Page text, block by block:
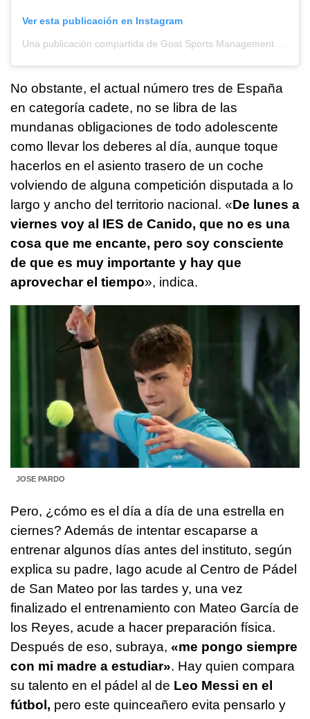
Ver esta publicación en Instagram
No obstante, el actual número tres de España
en categoría cadete, no se libra de las
mundanas obligaciones de todo adolescente
como llevar los deberes al día, aunque toque
hacerlos en el asiento trasero de un coche
volviendo de alguna competición disputada a lo
largo y ancho del territorio nacional. «De lunes a
viernes voy al IES de Canido, que no es una
cosa que me encante, pero soy consciente
de que es muy importante y hay que
aprovechar el tiempo», indica.
JOSE PARDO
Pero, ¿cómo es el día a día de una estrella en
ciernes? Además de intentar escaparse a
entrenar algunos días antes del instituto, según
explica su padre, Iago acude al Centro de Pádel
de San Mateo por las tardes y, una vez
finalizado el entrenamiento con Mateo García de
los Reyes, acude a hacer preparación física.
Después de eso, subraya, «me pongo siempre
con mi madre a estudiar». Hay quien compara
su talento en el pádel al de Leo Messi en el
fútbol, pero este quinceañero evita pensarlo y